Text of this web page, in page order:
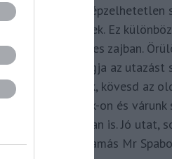
adom hozzá. Elképzelhetetlen
hogy ne így tegyek. Ez
Spabook-ot a netes zajban.
vagy, légy tagja az utazást
Közösségünknek, kövesd az
hozzá a Facebook-on és
zárt csoportunkban is. Jó utat,
Kassay Tamás Mr